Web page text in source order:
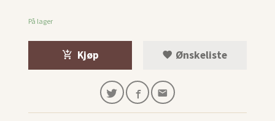
På lager
Kjøp Ønskeliste